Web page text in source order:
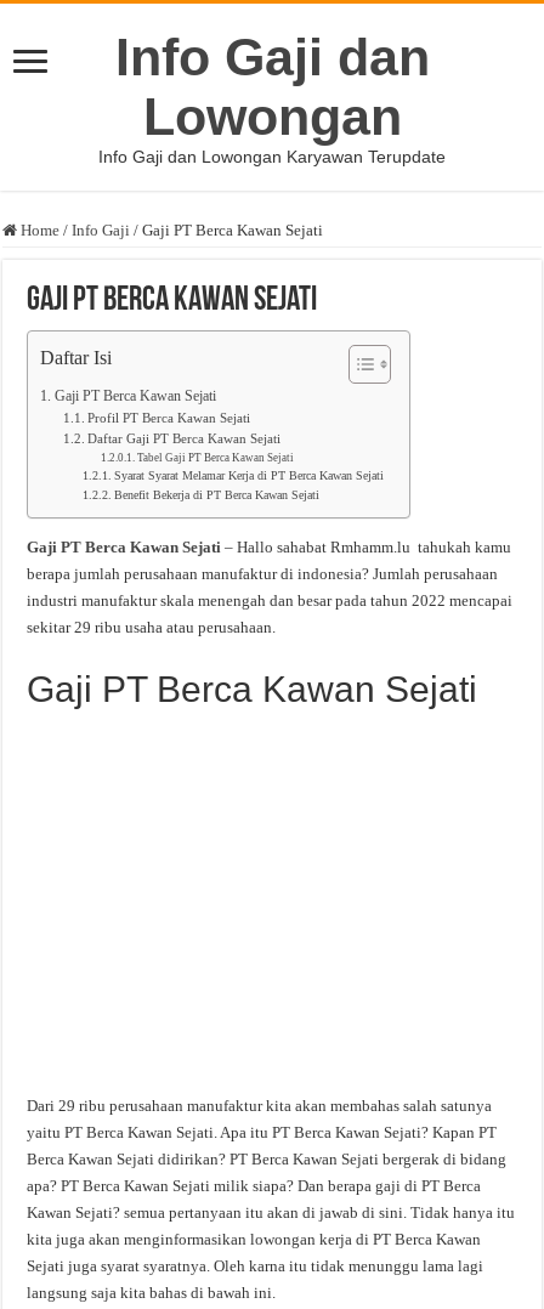
Info Gaji dan
Lowongan
Info Gaji dan Lowongan Karyawan Terupdate
Home / Info Gaji / Gaji PT Berca Kawan Sejati
Gaji PT Berca Kawan Sejati
Daftar Isi
Gaji PT Berca Kawan Sejati
Profil PT Berca Kawan Sejati
Daftar Gaji PT Berca Kawan Sejati
Tabel Gaji PT Berca Kawan Sejati
Syarat Syarat Melamar Kerja di PT Berca Kawan Sejati
Benefit Bekerja di PT Berca Kawan Sejati
Gaji PT Berca Kawan Sejati – Hallo sahabat Rmhamm.lu tahukah kamu
berapa jumlah perusahaan manufaktur di indonesia? Jumlah perusahaan
industri manufaktur skala menengah dan besar pada tahun 2022 mencapai
sekitar 29 ribu usaha atau perusahaan.
Gaji PT Berca Kawan Sejati
Dari 29 ribu perusahaan manufaktur kita akan membahas salah satunya
yaitu PT Berca Kawan Sejati. Apa itu PT Berca Kawan Sejati? Kapan PT
Berca Kawan Sejati didirikan? PT Berca Kawan Sejati bergerak di bidang
apa? PT Berca Kawan Sejati milik siapa? Dan berapa gaji di PT Berca
Kawan Sejati? semua pertanyaan itu akan di jawab di sini. Tidak hanya itu
kita juga akan menginformasikan lowongan kerja di PT Berca Kawan
Sejati juga syarat syaratnya. Oleh karna itu tidak menunggu lama lagi
langsung saja kita bahas di bawah ini.